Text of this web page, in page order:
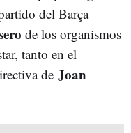
del Barça
de los organismos
tanto en el
de Joan